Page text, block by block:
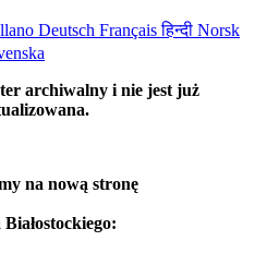
Deutsch Françaisहिन्दी Norsk
archiwalny i nie jest już
na nową stronę